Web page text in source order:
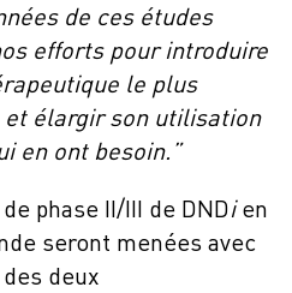
de ces études
efforts pour introduire
le plus
élargir son utilisation
en ont besoin.”
phase II/III de DNDien
seront menées avec
deux